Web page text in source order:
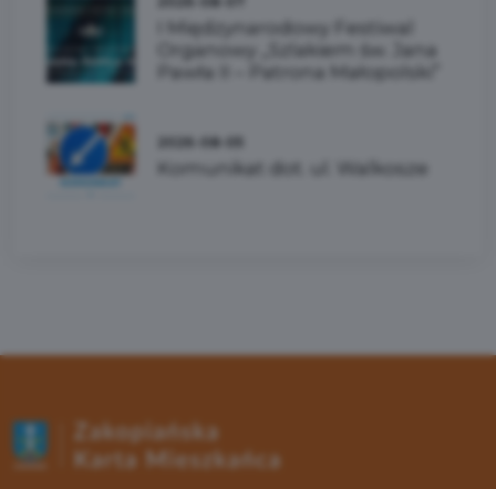
I Międzynarodowy Festiwal
Organowy „Szlakiem św. Jana
Pawła II – Patrona Małopolski”
2026-08-05
Komunikat dot. ul. Walkosze